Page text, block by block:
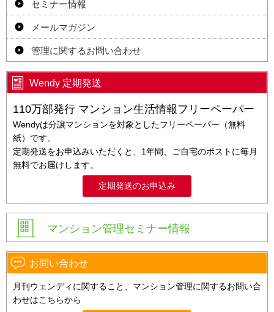
セミナー情報
メールマガジン
管理に関するお問い合わせ
Wendy 定期発送
110万部発行 マンション生活情報フリーペーパー
Wendyは分譲マンションを対象としたフリーペーパー（無料
紙）です。
定期発送をお申込みいただくと、1年間、ご自宅のポストに毎月
無料でお届けします。
定期発送のお申込み
マンション管理セミナー情報
お問い合わせ
月刊ウェンディに関すること、マンション管理に関するお問い合
わせはこちらから